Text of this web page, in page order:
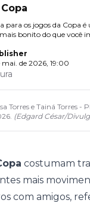
para os jogos da Copa
bonito do que você
mai. de 2026, 19:00
Torres e Tainá Torres -
(Edgard César/
costumam
mais
com amigos,